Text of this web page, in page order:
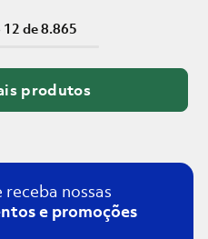
12 de 8.865
nossas
e promoções